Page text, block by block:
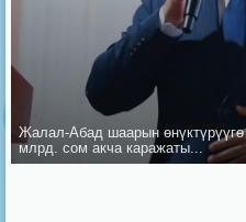
Жалал-Абад шаарын
млрд. сом акча каражаты...